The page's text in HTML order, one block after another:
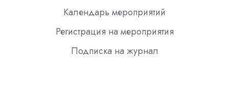
Календарь мероприятий
Регистрация на мероприятия
Подписка на журнал